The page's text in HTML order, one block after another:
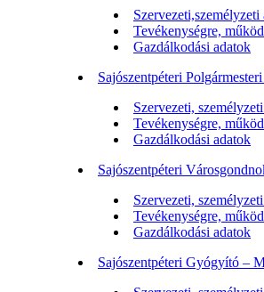
Szervezeti,személyzeti
Tevékenységre,
Gazdálkodási adatok
Sajószentpéteri
Szervezeti,
Tevékenységre,
Gazdálkodási adatok
Sajószentpéteri
Szervezeti,
Tevékenységre,
Gazdálkodási adatok
Sajószentpéteri Gyógyító –